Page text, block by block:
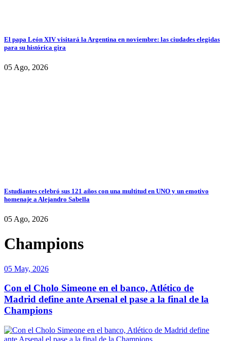
El papa León XIV visitará la Argentina en noviembre: las ciudades elegidas
para su histórica gira
05 Ago, 2026
Estudiantes celebró sus 121 años con una multitud en UNO y un emotivo
homenaje a Alejandro Sabella
05 Ago, 2026
Champions
05 May, 2026
Con el Cholo Simeone en el banco, Atlético de
Madrid define ante Arsenal el pase a la final de la
Champions